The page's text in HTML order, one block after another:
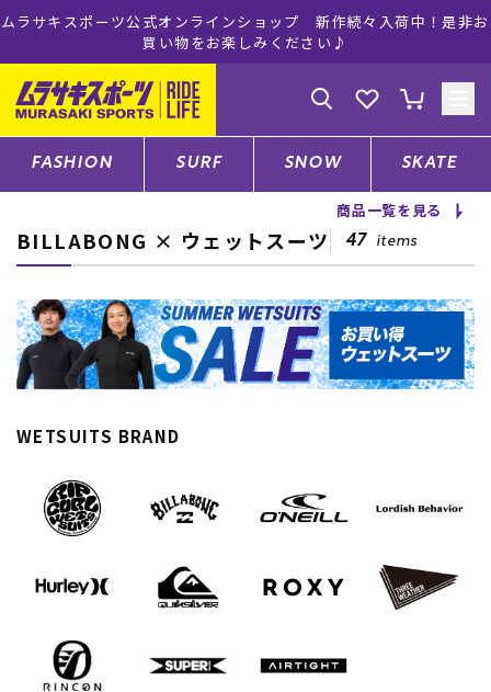
ムラサキスポーツ公式オンラインショップ 新作続々入荷中！是非お
買い物をお楽しみください♪
ゲスト様
ログイン 会員登録
店舗一覧
CATEGORY
スノーTOP
スケートTOP
FASHION SURF SNOW SKATE
商品一覧を見る
BILLABONG × ウェットスーツ 47 items
WETSUITS BRAND